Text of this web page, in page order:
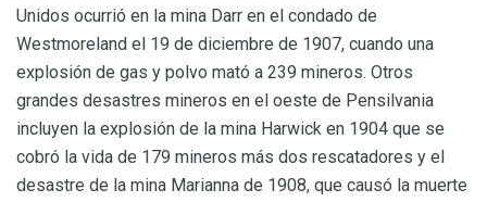
Unidos ocurrió en la mina Darr en el condado de
Westmoreland el 19 de diciembre de 1907, cuando una
explosión de gas y polvo mató a 239 mineros. Otros
grandes desastres mineros en el oeste de Pensilvania
incluyen la explosión de la mina Harwick en 1904 que se
cobró la vida de 179 mineros más dos rescatadores y el
desastre de la mina Marianna de 1908, que causó la muerte